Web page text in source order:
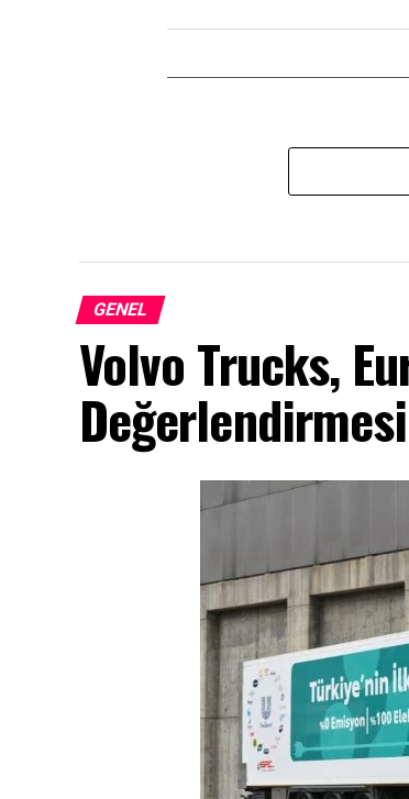
GENEL
Volvo Trucks,